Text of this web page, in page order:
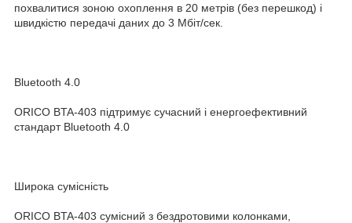
похвалитися зоною охоплення в 20 метрів (без перешкод) і
швидкістю передачі даних до 3 Мбіт/сек.
Bluetooth 4.0
ORICO BTA-403 підтримує сучасний і енергоефективний
стандарт Bluetooth 4.0
Широка сумісність
ORICO BTA-403 сумісний з бездротовими колонками,